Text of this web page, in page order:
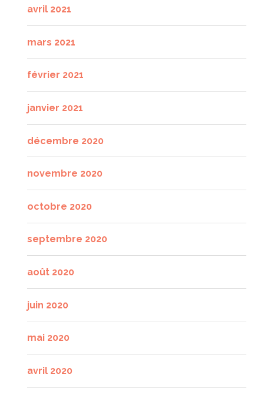
avril 2021
mars 2021
février 2021
janvier 2021
décembre 2020
novembre 2020
octobre 2020
septembre 2020
août 2020
juin 2020
mai 2020
avril 2020